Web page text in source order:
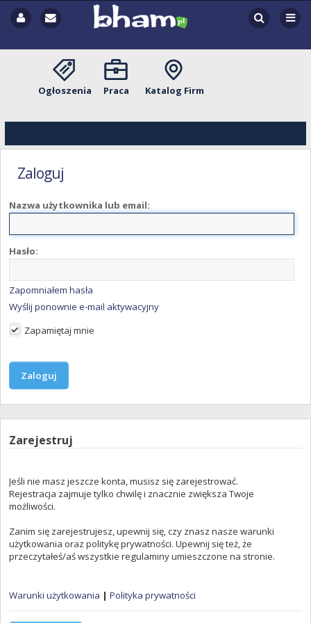
Ogłoszenia Praca Katalog Firm
Zaloguj
Nazwa użytkownika lub email:
Hasło:
Zapomniałem hasła
Wyślij ponownie e-mail aktywacyjny
Zapamiętaj mnie
Zarejestruj
Jeśli nie masz jeszcze konta, musisz się zarejestrować.
Rejestracja zajmuje tylko chwilę i znacznie zwiększa Twoje
możliwości.
Zanim się zarejestrujesz, upewnij się, czy znasz nasze warunki
użytkowania oraz politykę prywatności. Upewnij się też, że
przeczytałeś/aś wszystkie regulaminy umieszczone na stronie.
Warunki użytkowania | Polityka prywatności